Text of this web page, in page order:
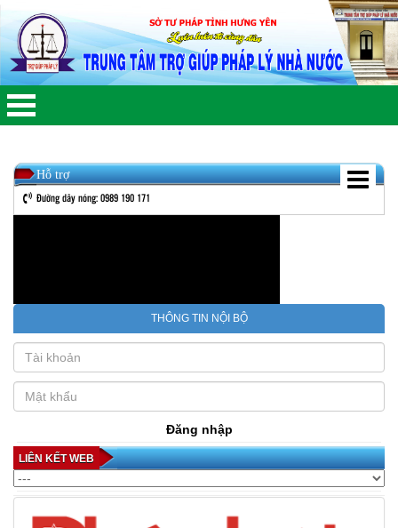
Hỗ trợ
Đường dây nóng: 0989 190 171
THÔNG TIN NỘI BỘ
Đăng nhập
LIÊN KẾT WEB